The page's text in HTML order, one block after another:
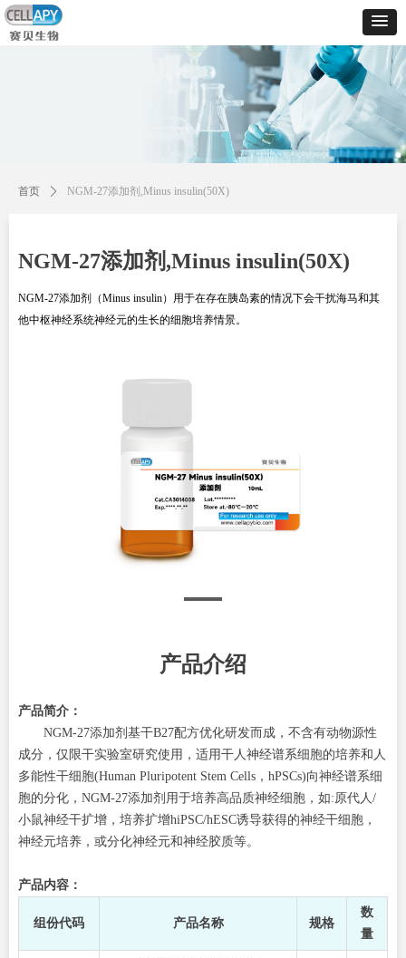
NGM-27添加剂,Minus insulin(50X)
NGM-27添加剂（Minus insulin）用于在存在胰岛素的情况下会干扰海马和其
他中枢神经系统神经元的生长的细胞培养情景。
产品介绍
产品简介：
NGM-27添加剂基干B27配方优化研发而成，不含有动物源性
成分，仅限干实验室研究使用，适用干人神经谱系细胞的培养和人
多能性干细胞(Human Pluripotent Stem Cells，hPSCs)向神经谱系细
胞的分化，NGM-27添加剂用于培养高品质神经细胞，如:原代人/
小鼠神经干扩增，培养扩增hiPSC/hESC诱导获得的神经干细胞，
神经元培养，或分化神经元和神经胶质等。
产品内容：
组份代码 产品名称 规格
数
量
控件[tem_25_34]渲染出错,Source:未将对象引用设置到对象的实例。
首页 ꄲ NGM-27添加剂,Minus insulin(50X)
控件[tem_25_34]渲染出错,Source:未将对象引用设置到对象的实例。